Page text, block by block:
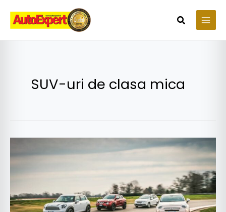
content
Search
SUV-uri de clasa mica
SUV-
clasa
mica: